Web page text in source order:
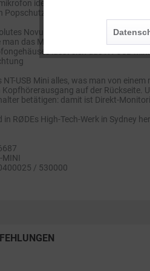
ideal zum Podcasten,
Popschutz integriert, damit man bei
Novum: Der runde Sockel ist
das Mikrofon lieber an einem
lässt sich das NT-USB
USB Mini alles, was man von
Kopfhörerausgang auf der
betätigen: damit ist Direkt-
in RØDEs High-Tech-Werk in Sydney
MINI
/ 530000
Personalisierung
Service